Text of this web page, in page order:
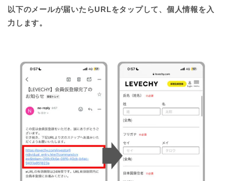
以下のメールが届いたらURLをタップして、個人情報を入
力します。